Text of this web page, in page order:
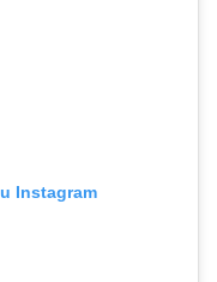
Instagram